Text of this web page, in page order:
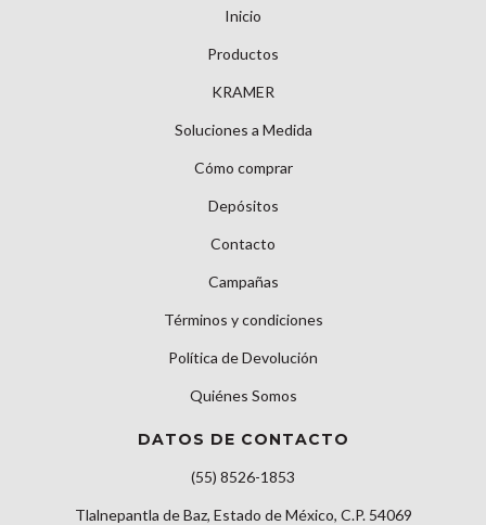
Inicio
Productos
KRAMER
Soluciones a Medida
Cómo comprar
Depósitos
Contacto
Campañas
Términos y condiciones
Política de Devolución
Quiénes Somos
DATOS DE CONTACTO
(55) 8526-1853
Tlalnepantla de Baz, Estado de México, C.P. 54069